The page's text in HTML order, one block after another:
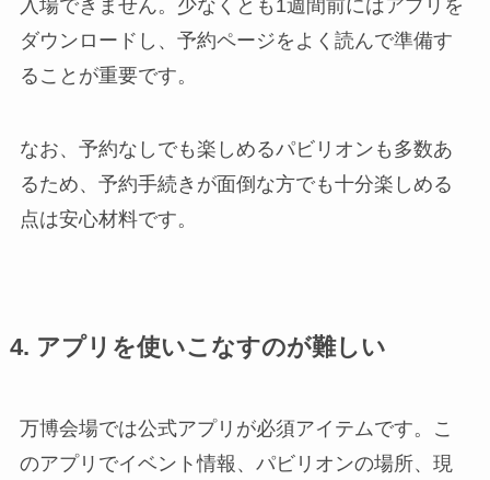
入場できません。少なくとも1週間前にはアプリを
ダウンロードし、予約ページをよく読んで準備す
ることが重要です。
なお、予約なしでも楽しめるパビリオンも多数あ
るため、予約手続きが面倒な方でも十分楽しめる
点は安心材料です。
4. アプリを使いこなすのが難しい
万博会場では公式アプリが必須アイテムです。こ
のアプリでイベント情報、パビリオンの場所、現